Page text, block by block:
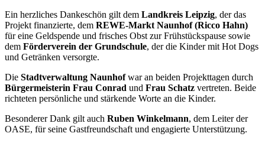
Ein herzliches Dankeschön gilt dem Landkreis Leipzig, der das
Projekt finanzierte, dem REWE-Markt Naunhof (Ricco Hahn)
für eine Geldspende und frisches Obst zur Frühstückspause sowie
dem Förderverein der Grundschule, der die Kinder mit Hot Dogs
und Getränken versorgte.
Die Stadtverwaltung Naunhofwar an beiden Projekttagen durch
Bürgermeisterin Frau Conrad und Frau Schatz vertreten. Beide
richteten persönliche und stärkende Worte an die Kinder.
Besonderer Dank gilt auch Ruben Winkelmann, dem Leiter der
OASE, für seine Gastfreundschaft und engagierte Unterstützung.